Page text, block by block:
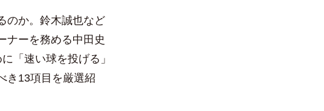
のか。鈴木誠也など
ナーを務める中田史
「速い球を投げる」
き13項目を厳選紹